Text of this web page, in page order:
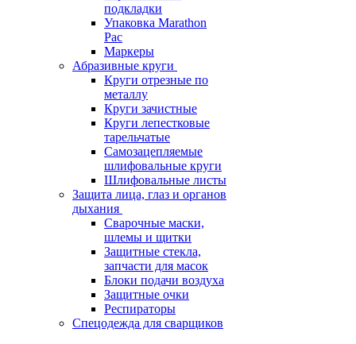
подкладки
Упаковка Marathon
Pac
Маркеры
Абразивные круги
Круги отрезные по
металлу
Круги зачистные
Круги лепестковые
тарельчатые
Самозацепляемые
шлифовальные круги
Шлифовальные листы
Защита лица, глаз и органов
дыхания
Сварочные маски,
шлемы и щитки
Защитные стекла,
запчасти для масок
Блоки подачи воздуха
Защитные очки
Респираторы
Спецодежда для сварщиков